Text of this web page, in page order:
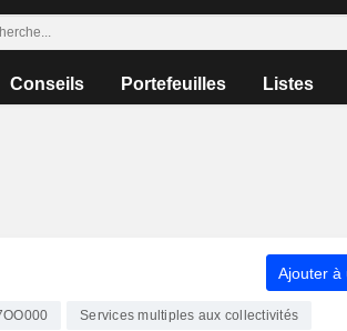
Conseils Portefeuilles Listes
Ajouter à
Services multiples aux collectivités